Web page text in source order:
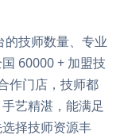
的技师数量、专业
60000 + 加盟技
作门店，技师都
艺精湛，能满足
择技师资源丰